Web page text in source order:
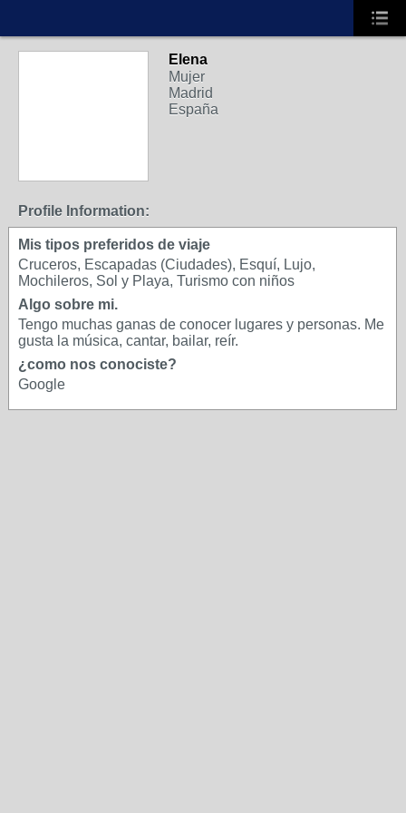
Elena
Mujer
Madrid
España
Profile Information:
Mis tipos preferidos de viaje
Cruceros, Escapadas (Ciudades), Esquí, Lujo,
Mochileros, Sol y Playa, Turismo con niños
Algo sobre mi.
Tengo muchas ganas de conocer lugares y personas. Me
gusta la música, cantar, bailar, reír.
¿como nos conociste?
Google